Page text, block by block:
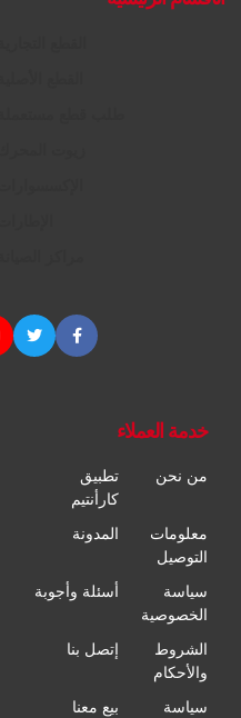
خدمة العملاء
من نحن
تطبيق
كارأنتيم
معلومات
التوصيل
المدونة
سياسة
الخصوصية
أسئلة وأجوبة
الشروط
والأحكام
إتصل بنا
سياسة بيع معنا